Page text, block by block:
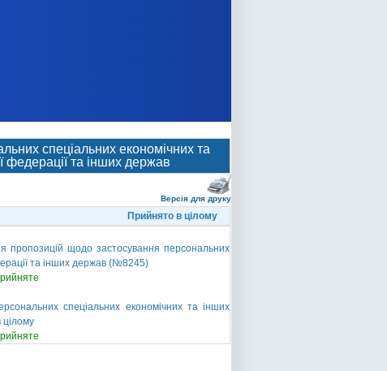
спеціальних економічних та
федерації та інших держав
Версія для друку
Прийнято в цілому
пропозицій щодо застосування персональних
та інших держав (№8245)
спеціальних економічних та інших
цілому